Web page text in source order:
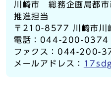
川崎市 総務企画局都市
推進担当
〒210-8577 川崎市川
電話：044-200-0374
ファクス：044-200-
メールアドレス：